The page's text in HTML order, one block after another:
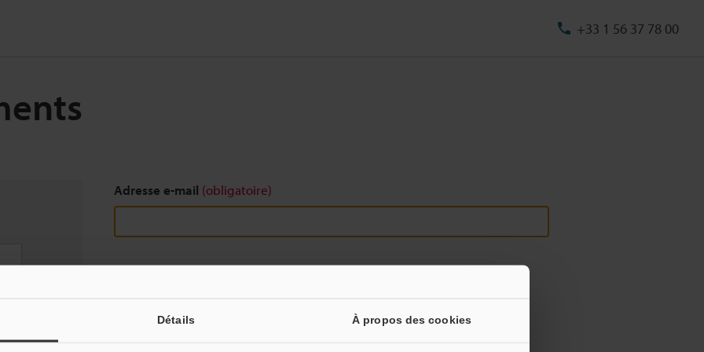
Détails À propos des cookies
+33 1 56 37 78 00
Adresse e-mail (obligatoire)